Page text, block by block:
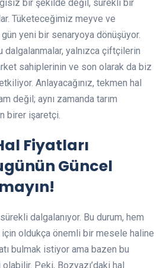
bir şekilde değil, sürekli bir
Tüketeceğimiz meyve ve
yeni bir senaryoya dönüşüyor.
dalgalanmalar, yalnızca çiftçilerin
sahiplerinin ve son olarak da biz
Anlayacağınız, tekmen hal
değil; aynı zamanda tarım
birer işaretçi.
Fiyatları
Güncel
dalgalanıyor. Bu durum, hem
için oldukça önemli bir mesele haline
bulmak istiyor ama bazen bu
Peki, Bozyazı’daki hal